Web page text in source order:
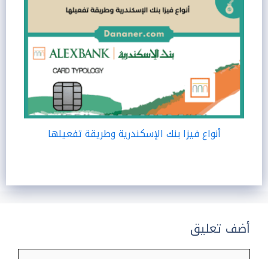
أنواع فيزا بنك الإسكندرية وطريقة تفعيلها
أضف تعليق